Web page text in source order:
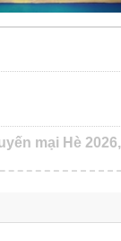
mại Hè 2026,